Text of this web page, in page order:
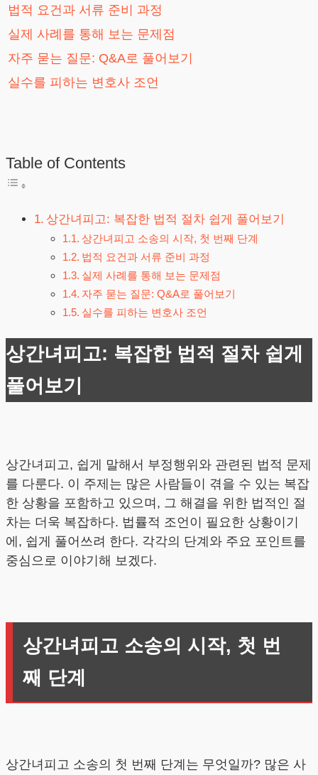
법적 요건과 서류 준비 과정
실제 사례를 통해 보는 문제점
자주 묻는 질문: Q&A로 풀어보기
실수를 피하는 변호사 조언
Table of Contents
상간녀피고: 복잡한 법적 절차 쉽게 풀어보기
상간녀피고 소송의 시작, 첫 번째 단계
법적 요건과 서류 준비 과정
실제 사례를 통해 보는 문제점
자주 묻는 질문: Q&A로 풀어보기
실수를 피하는 변호사 조언
상간녀피고: 복잡한 법적 절차 쉽게
풀어보기
상간녀피고, 쉽게 말해서 부정행위와 관련된 법적 문제
를 다룬다. 이 주제는 많은 사람들이 겪을 수 있는 복잡
한 상황을 포함하고 있으며, 그 해결을 위한 법적인 절
차는 더욱 복잡하다. 법률적 조언이 필요한 상황이기
에, 쉽게 풀어쓰려 한다. 각각의 단계와 주요 포인트를
중심으로 이야기해 보겠다.
상간녀피고 소송의 시작, 첫 번
째 단계
상간녀피고 소송의 첫 번째 단계는 무엇일까? 많은 사